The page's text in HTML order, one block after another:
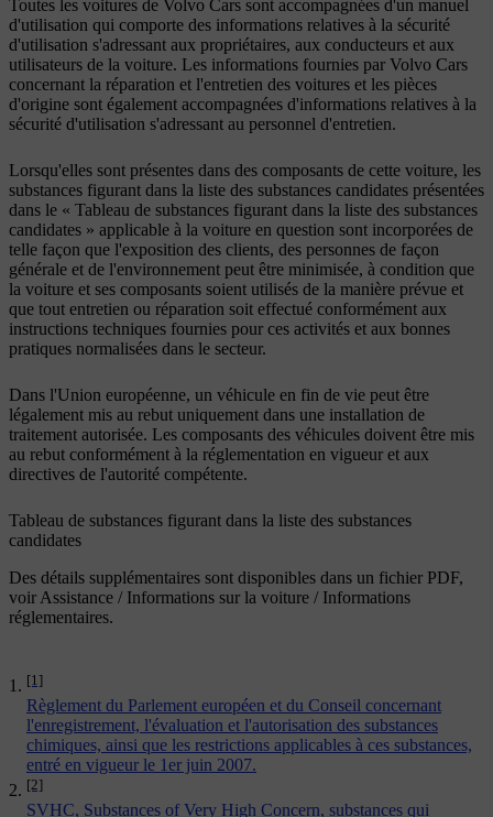
Toutes les voitures de Volvo Cars sont accompagnées d'un manuel
d'utilisation qui comporte des informations relatives à la sécurité
d'utilisation s'adressant aux propriétaires, aux conducteurs et aux
utilisateurs de la voiture. Les informations fournies par Volvo Cars
concernant la réparation et l'entretien des voitures et les pièces
d'origine sont également accompagnées d'informations relatives à la
sécurité d'utilisation s'adressant au personnel d'entretien.
Lorsqu'elles sont présentes dans des composants de cette voiture, les
substances figurant dans la liste des substances candidates présentées
dans le « Tableau de substances figurant dans la liste des substances
candidates » applicable à la voiture en question sont incorporées de
telle façon que l'exposition des clients, des personnes de façon
générale et de l'environnement peut être minimisée, à condition que
la voiture et ses composants soient utilisés de la manière prévue et
que tout entretien ou réparation soit effectué conformément aux
instructions techniques fournies pour ces activités et aux bonnes
pratiques normalisées dans le secteur.
Dans l'Union européenne, un véhicule en fin de vie peut être
légalement mis au rebut uniquement dans une installation de
traitement autorisée. Les composants des véhicules doivent être mis
au rebut conformément à la réglementation en vigueur et aux
directives de l'autorité compétente.
Tableau de substances figurant dans la liste des substances
candidates
Des détails supplémentaires sont disponibles dans un fichier PDF,
voir Assistance / Informations sur la voiture / Informations
réglementaires.
[1]
Règlement du Parlement européen et du Conseil concernant
l'enregistrement, l'évaluation et l'autorisation des substances
chimiques, ainsi que les restrictions applicables à ces substances,
entré en vigueur le 1er juin 2007.
[2]
SVHC, Substances of Very High Concern, substances qui